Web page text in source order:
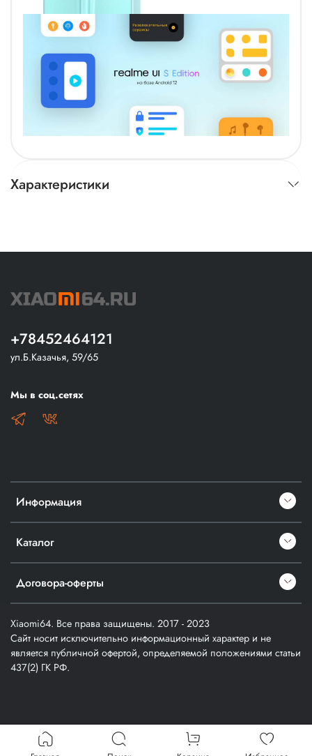
Характеристики
Информация
Каталог
Договора-оферты
+78452464121
ул.Б.Казачья, 59/65
Мы в соц.сетях
Xiaomi64. Все права защищены. 2017 - 2023
Сайт носит исключительно информационный характер и не
является публичной офертой, определяемой положениями статьи
437(2) ГК РФ.
Verification: a1cfd914357403f3